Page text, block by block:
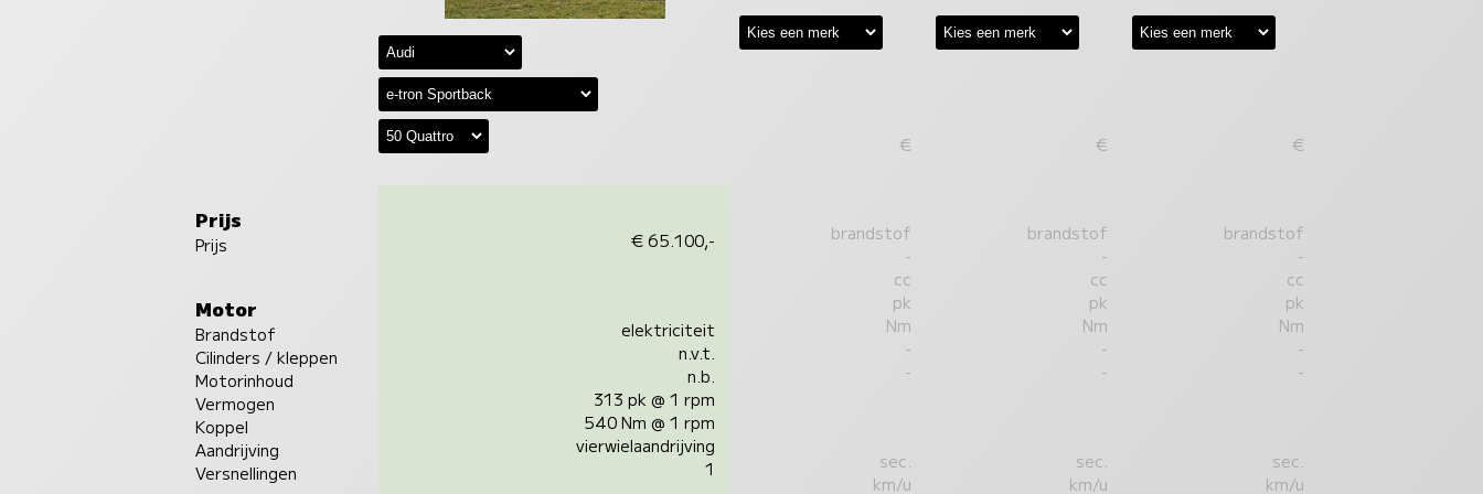
Prijs
Prijs
Motor
Brandstof
Cilinders / kleppen
Motorinhoud
Vermogen
Koppel
Aandrijving
Versnellingen
€ 65.100,-
elektriciteit
n.v.t.
n.b.
313 pk @ 1 rpm
540 Nm @ 1 rpm
vierwielaandrijving
1
€
brandstof
-
cc
pk
Nm
-
-
sec.
km/u
€
brandstof
-
cc
pk
Nm
-
-
sec.
km/u
€
brandstof
-
cc
pk
Nm
-
-
sec.
km/u